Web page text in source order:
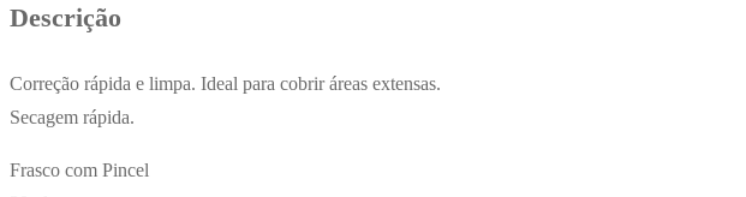
Descrição
Correção rápida e limpa. Ideal para cobrir áreas extensas.
Secagem rápida.
Frasco com Pincel